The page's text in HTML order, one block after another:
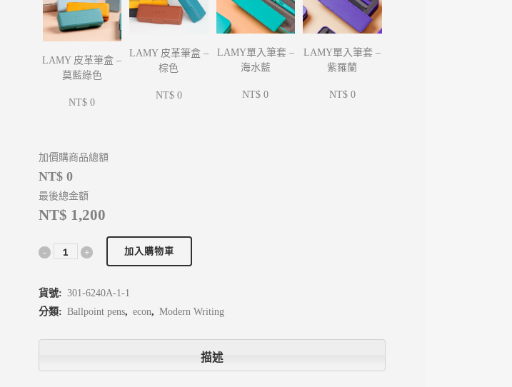
LAMY 皮革筆盒 –
莫藍綠色
NT$ 0
LAMY 皮革筆盒 –
棕色
NT$ 0
LAMY單入筆套 –
海水藍
NT$ 0
LAMY單入筆套 –
紫羅蘭
NT$ 0
加價購商品總額
NT$ 0
最後總金額
NT$ 1,200
加入購物車
貨號: 301-6240A-1-1
分類: Ballpoint pens, econ, Modern Writing
描述